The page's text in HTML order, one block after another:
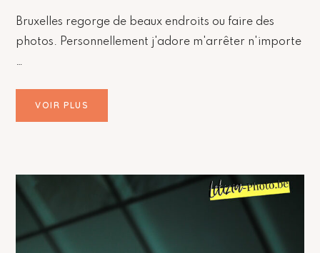
Bruxelles regorge de beaux endroits ou faire des
photos. Personnellement j'adore m'arrêter n'importe
…
VOIR PLUS